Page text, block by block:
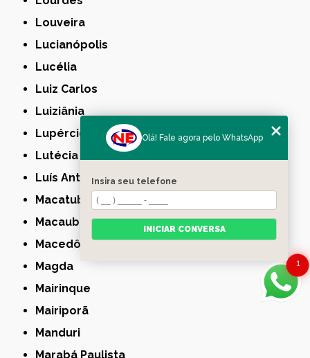
Louveira
Lucianópolis
Lucélia
Luiz Carlos
Luiziânia
Lupércio
Lutécia
Luís Antônio
Macatuba
Macaubal
Macedônia
Magda
Mairinque
Mairiporã
Manduri
Marabá Paulista
1
Olá! Fale agora pelo WhatsApp
Insira seu telefone
INICIAR CONVERSA